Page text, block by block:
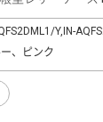
Y,IN-
、ピンク